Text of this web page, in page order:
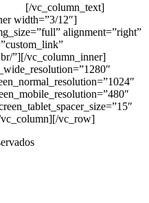
[/vc_column_text]
width=”3/12″]
alignment=”right”
”][/vc_column_inner]
vc_column][/vc_row]